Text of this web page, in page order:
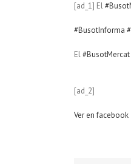
[ad_1] El
#BusotInforma
El#BusotMercat
[ad_2]
Ver en facebook